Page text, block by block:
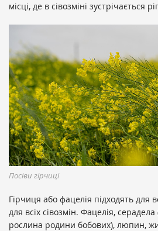
місці, де в сівозміні зустрічається
Посіви гірчиці
Гірчиця або фацелія підходять для
для всіх сівозмін. Фацелія,
рослина родини бобових), люпин,